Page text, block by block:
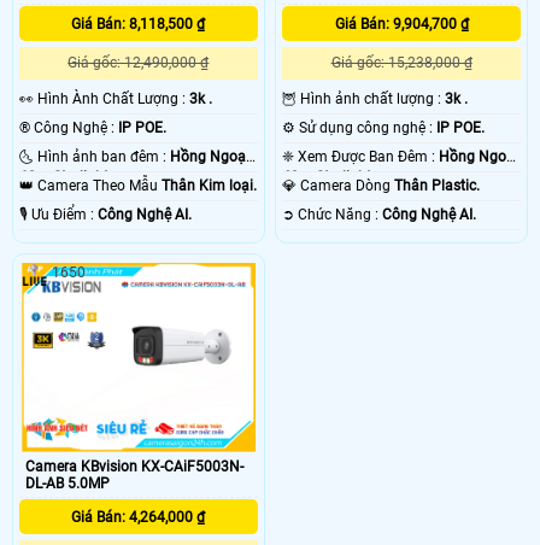
Giá Bán: 8,118,500 ₫
Giá gốc: 12,490,000 ₫
️👀 Hình Ành Chất Lượng : 3k .
®️ Công Nghệ : IP POE.
🌜 Hình ảnh ban đêm : Hồng Ngoại
60m Starlight.
👑 Camera Theo Mẫu Thân Kim loại.
️🎙 Ưu Điểm : Công Nghệ AI.
Giá Bán: 9,904,700 ₫
Giá gốc: 15,238,000 ₫
🦉 Hình ảnh chất lượng :3k .
⚙ Sử dụng công nghệ : IP POE.
❈ Xem Được Ban Đêm : Hồng Ngoại
40m Starlight.
💎 Camera DòngThân Plastic.
️➲ Chức Năng :Công Nghệ AI.
Camera KBvision KX-CAiF5003N-
DL-AB 5.0MP
Giá Bán: 4,264,000 ₫
1650